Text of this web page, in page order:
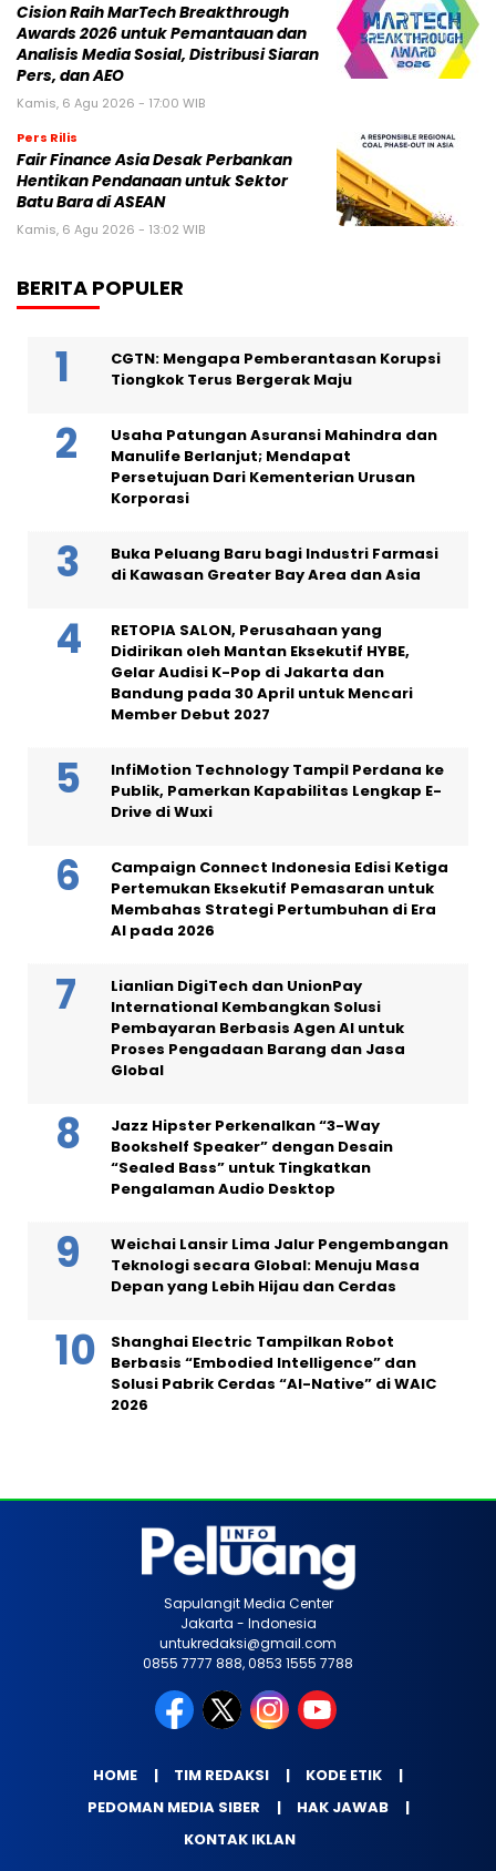
Cision Raih MarTech Breakthrough
Awards 2026 untuk Pemantauan dan
Analisis Media Sosial, Distribusi Siaran
Pers, dan AEO
Kamis, 6 Agu 2026 - 17:00 WIB
Pers Rilis
Fair Finance Asia Desak Perbankan
Hentikan Pendanaan untuk Sektor
Batu Bara di ASEAN
Kamis, 6 Agu 2026 - 13:02 WIB
BERITA POPULER
CGTN: Mengapa Pemberantasan Korupsi
Tiongkok Terus Bergerak Maju
Usaha Patungan Asuransi Mahindra dan
Manulife Berlanjut; Mendapat
Persetujuan Dari Kementerian Urusan
Korporasi
Buka Peluang Baru bagi Industri Farmasi
di Kawasan Greater Bay Area dan Asia
RETOPIA SALON, Perusahaan yang
Didirikan oleh Mantan Eksekutif HYBE,
Gelar Audisi K-Pop di Jakarta dan
Bandung pada 30 April untuk Mencari
Member Debut 2027
InfiMotion Technology Tampil Perdana ke
Publik, Pamerkan Kapabilitas Lengkap E-
Drive di Wuxi
Campaign Connect Indonesia Edisi Ketiga
Pertemukan Eksekutif Pemasaran untuk
Membahas Strategi Pertumbuhan di Era
AI pada 2026
Lianlian DigiTech dan UnionPay
International Kembangkan Solusi
Pembayaran Berbasis Agen AI untuk
Proses Pengadaan Barang dan Jasa
Global
Jazz Hipster Perkenalkan “3-Way
Bookshelf Speaker” dengan Desain
“Sealed Bass” untuk Tingkatkan
Pengalaman Audio Desktop
Weichai Lansir Lima Jalur Pengembangan
Teknologi secara Global: Menuju Masa
Depan yang Lebih Hijau dan Cerdas
Shanghai Electric Tampilkan Robot
Berbasis “Embodied Intelligence” dan
Solusi Pabrik Cerdas “AI-Native” di WAIC
2026
Sapulangit Media Center
Jakarta - Indonesia
untukredaksi@gmail.com
0855 7777 888, 0853 1555 7788
HOME TIM REDAKSI
KODE ETIK
PEDOMAN MEDIA SIBER
HAK JAWAB
KONTAK IKLAN